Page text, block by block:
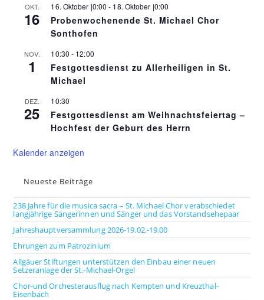
OKT.
16
16. Oktober |0:00 - 18. Oktober |0:00
Probenwochenende St. Michael Chor
Sonthofen
NOV.
1
10:30 - 12:00
Festgottesdienst zu Allerheiligen in St.
Michael
DEZ.
25
10:30
Festgottesdienst am Weihnachtsfeiertag –
Hochfest der Geburt des Herrn
Kalender anzeigen
Neueste Beiträge
238 Jahre für die musica sacra – St. Michael Chor verabschiedet
langjährige Sängerinnen und Sänger und das Vorstandsehepaar
Jahreshauptversammlung 2026-19.02.-19.00
Ehrungen zum Patrozinium
Allgäuer Stiftungen unterstützen den Einbau einer neuen
Setzeranlage der St.-Michael-Orgel
Chor-und Orchesterausflug nach Kempten und Kreuzthal-
Eisenbach